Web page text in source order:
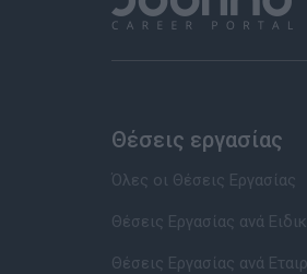
Θέσεις εργασίας
Όλες οι Θέσεις Εργασίας
Θέσεις Εργασίας ανά
Θέσεις Εργασίας ανά